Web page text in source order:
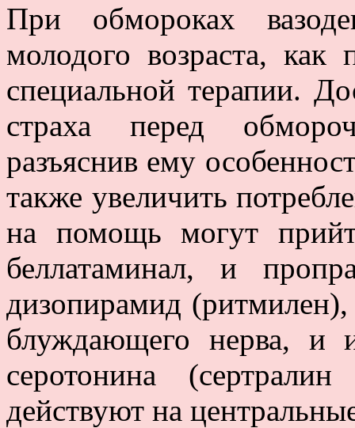
При обмороках
молодого возраста, как
специальной терапии.
страха перед
разъяснив ему
также увеличить
на помощь могут
беллатаминал, и
дизопирамид (ритмилен),
блуждающего нерва, и
серотонина
действуют на